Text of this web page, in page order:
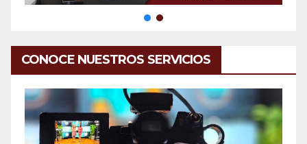
CONOCE NUESTROS SERVICIOS